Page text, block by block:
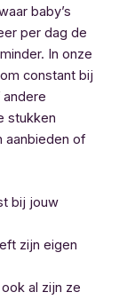
baby’s
per dag de
In onze
constant bij
stukken
aanbieden of
bij jouw
zijn eigen
al zijn ze